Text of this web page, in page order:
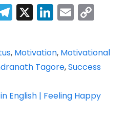
T
el
e
gr
a
m
X Li
n
k
e
dI
n
E
m
ai
l
p
y
Li
n
, Motivation, Motivational
Tagore,Success
English | Feeling Happy